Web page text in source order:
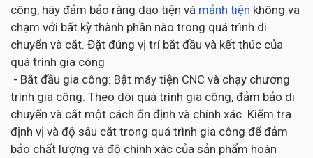
công, hãy đảm bảo rằng dao tiện và mảnh tiện không va
chạm với bất kỳ thành phần nào trong quá trình di
chuyển và cắt. Đặt đúng vị trí bắt đầu và kết thúc của
quá trình gia công
- Bắt đầu gia công: Bật máy tiện CNC và chạy chương
trình gia công. Theo dõi quá trình gia công, đảm bảo di
chuyển và cắt một cách ổn định và chính xác. Kiểm tra
định vị và độ sâu cắt trong quá trình gia công để đảm
bảo chất lượng và độ chính xác của sản phẩm hoàn